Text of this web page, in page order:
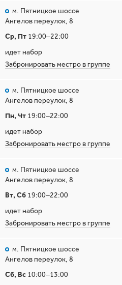
м. Пятницкое шоссе
Ангелов переулок, 8
Ср, Пт 19:00–22:00
идет набор
Забронировать местро в группе
м. Пятницкое шоссе
Ангелов переулок, 8
Пн, Чт 19:00–22:00
идет набор
Забронировать местро в группе
м. Пятницкое шоссе
Ангелов переулок, 8
Вт, Сб 19:00–22:00
идет набор
Забронировать местро в группе
м. Пятницкое шоссе
Ангелов переулок, 8
Сб, Вс 10:00–13:00